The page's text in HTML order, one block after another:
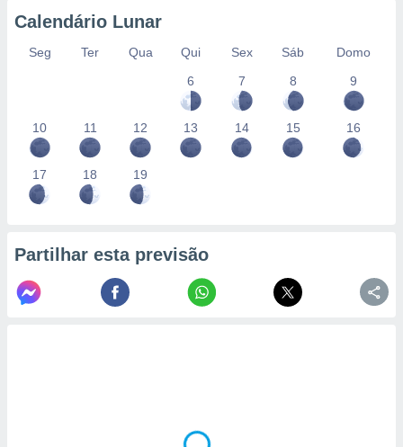
Calendário Lunar
Seg Ter Qua Qui Sex Sáb
Domo
6
7 8 9
10 11 12 13 14 15 16
17 18 19
Partilhar esta previsão